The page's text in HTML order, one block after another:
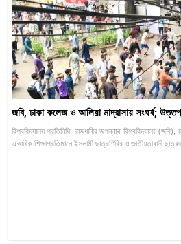
জবি, ঢাকা কলেজ ও আলিয়া মাদ্রাসায় সংঘর্ষ;
বিশ্ববিদ্যালয় প্রতিনিধি: রাজধানীর জগন্নাথ বিশ্ববিদ্যালয়
একাধিক শিক্ষাপ্রতিষ্ঠানে ইসলামী ছাত্রশিবির ও জাতীয়তাবাদী